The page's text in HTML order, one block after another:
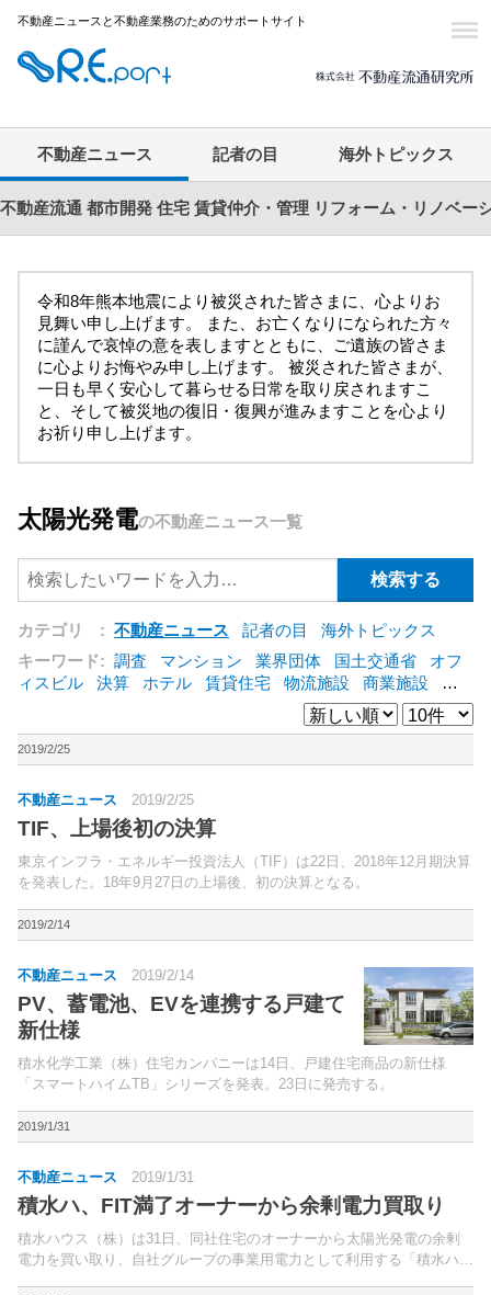
不動産ニュースと不動産業務のためのサポートサイト
不動産ニュース 記者の目 海外トピックス
不動産流通 都市開発 住宅 賃貸仲介・管理 リフォーム・リノベー
令和8年熊本地震により被災された皆さまに、心よりお
見舞い申し上げます。 また、お亡くなりになられた方々
に謹んで哀悼の意を表しますとともに、ご遺族の皆さま
に心よりお悔やみ申し上げます。 被災された皆さまが、
一日も早く安心して暮らせる日常を取り戻されますこ
と、そして被災地の復旧・復興が進みますことを心より
お祈り申し上げます。
太陽光発電の不動産ニュース一覧
カテゴリ : 不動産ニュース 記者の目
海外トピックス
キーワード: 調査 マンション 業界団体 国土交通省
オフ
ィスビル
決算 ホテル 賃貸住宅 物流施設 商業施設
海
東急不動産 賃料
ア
野村不動産 ZEH [+]
2019/2/25
不動産ニュース 2019/2/25
TIF、上場後初の決算
東京インフラ・エネルギー投資法人（TIF）は22日、2018年12月期決算
を発表した。18年9月27日の上場後、初の決算となる。
2019/2/14
不動産ニュース 2019/2/14
PV、蓄電池、EVを連携する戸建て
新仕様
積水化学工業（株）住宅カンパニーは14日、戸建住宅商品の新仕様
「スマートハイムTB」シリーズを発表。23日に発売する。
2019/1/31
不動産ニュース 2019/1/31
積水ハ、FIT満了オーナーから余剰電力買取り
積水ハウス（株）は31日、同社住宅のオーナーから太陽光発電の余剰
電力を買い取り、自社グループの事業用電力として利用する「積水ハウ